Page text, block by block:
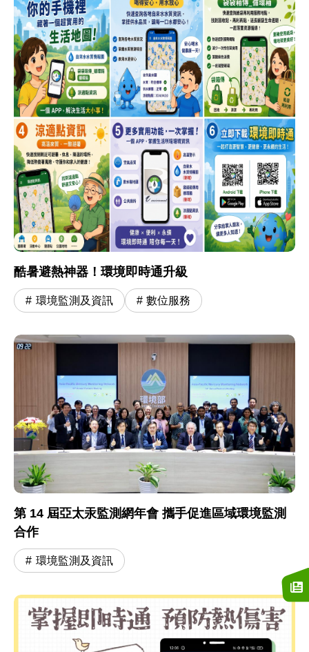
酷暑避熱神器！環境即時通升級
環境監測及資訊 數位服務
第 14 屆亞太汞監測網年會 攜手促進區域環境監測
合作
環境監測及資訊